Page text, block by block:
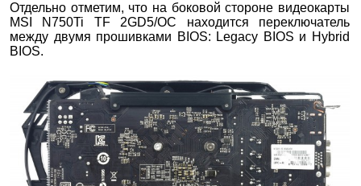
Отдельно отметим, что на боковой стороне видеокарты
MSI N750Ti TF 2GD5/ОС находится переключатель
между двумя прошивками BIOS: Legacy BIOS и Hybrid
BIOS.